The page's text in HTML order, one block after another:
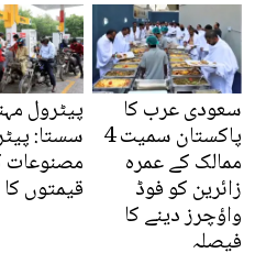
سعودی عرب کا
پاکستان سمیت 4
ممالک کے عمرہ
زائرین کو فوڈ
واؤچرز دینے کا
فیصلہ
پیٹرول
سستا:
مصنوعات
قیمتوں